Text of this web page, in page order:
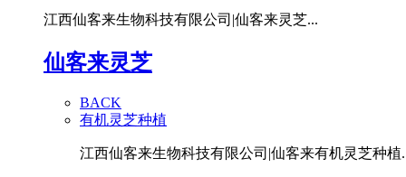
江西仙客来生物科技有限公司|仙客来灵芝...
仙客来灵芝
BACK
有机灵芝种植
江西仙客来生物科技有限公司|仙客来有机灵芝种植